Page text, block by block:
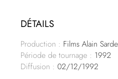
DÉTAILS
Production : Films Alain Sarde
Période de tournage : 1992
Diffusion : 02/12/1992